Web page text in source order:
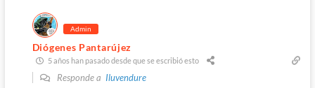
Admin
Diógenes Pantarújez
5 años han pasado desde que se escribió esto
Responde a Iluvendure